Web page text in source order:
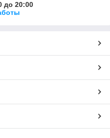
до 20:00